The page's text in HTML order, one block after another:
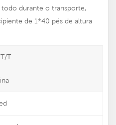
durante o transporte,
de 1*40 pés de altura
T/T